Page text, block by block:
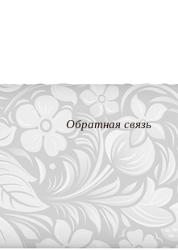
Обратная связь